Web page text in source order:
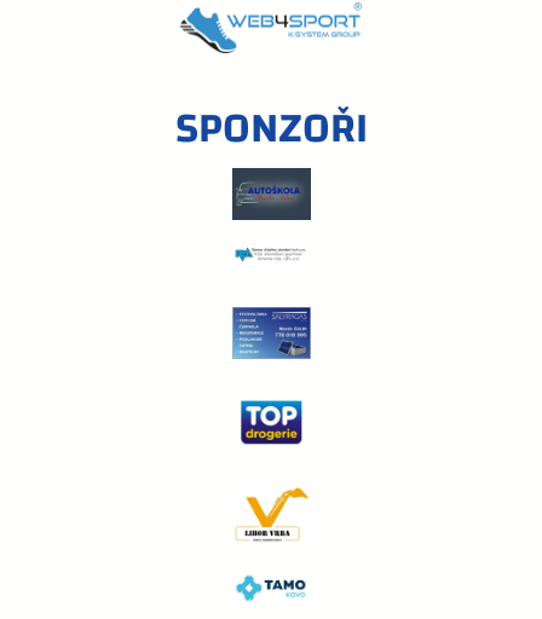
SPONZOŘI